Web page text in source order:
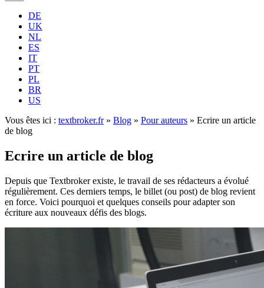
DE
UK
NL
ES
IT
PT
PL
BR
US
Vous êtes ici : textbroker.fr» Blog » Pour auteurs » Ecrire un article
de blog
Ecrire un article de blog
Depuis que Textbroker existe, le travail de ses rédacteurs a évolué
régulièrement. Ces derniers temps, le billet (ou post) de blog revient
en force. Voici pourquoi et quelques conseils pour adapter son
écriture aux nouveaux défis des blogs.